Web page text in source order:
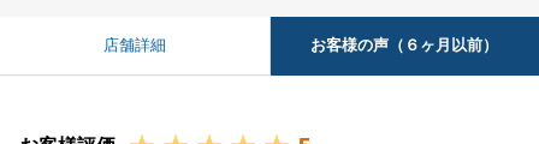
店舗詳細 お客様の声（６ヶ月以前）